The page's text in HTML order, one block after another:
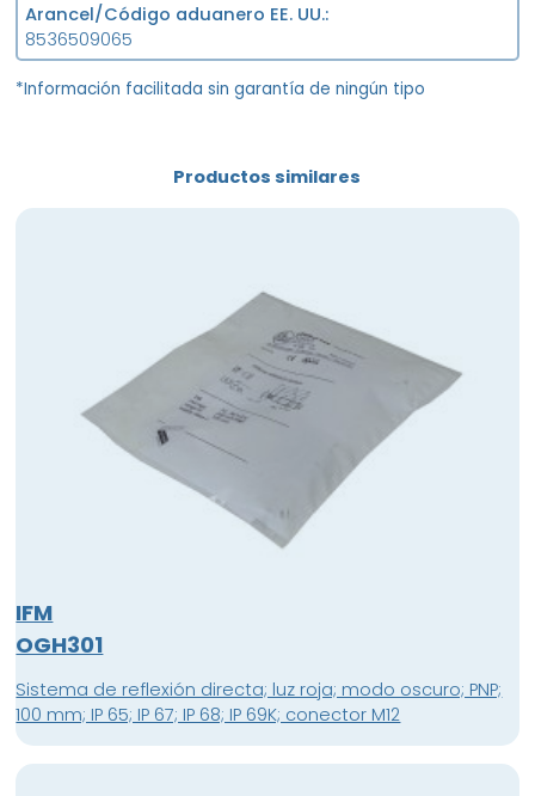
Arancel/Código aduanero EE. UU.
8536509065
*Información facilitada sin garantía de ningún tipo
Productos similares
IFM
OGH301
Sistema de reflexión directa; luz roja; modo oscuro; PNP;
100 mm; IP 65; IP 67; IP 68; IP 69K; conector M12